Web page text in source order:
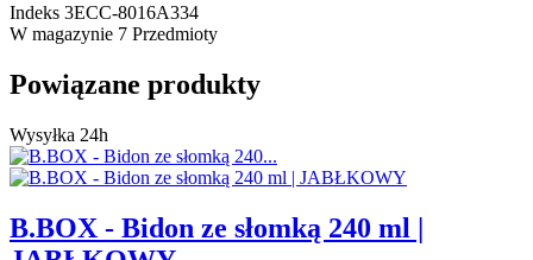
Indeks 3ECC-8016A334
W magazynie 7 Przedmioty
Powiązane produkty
Wysyłka 24h
B.BOX - Bidon ze słomką 240 ml |